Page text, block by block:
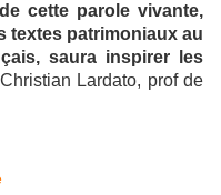
cette parole vivante,
textes patrimoniaux au
saura inspirer les
Lardato, prof de